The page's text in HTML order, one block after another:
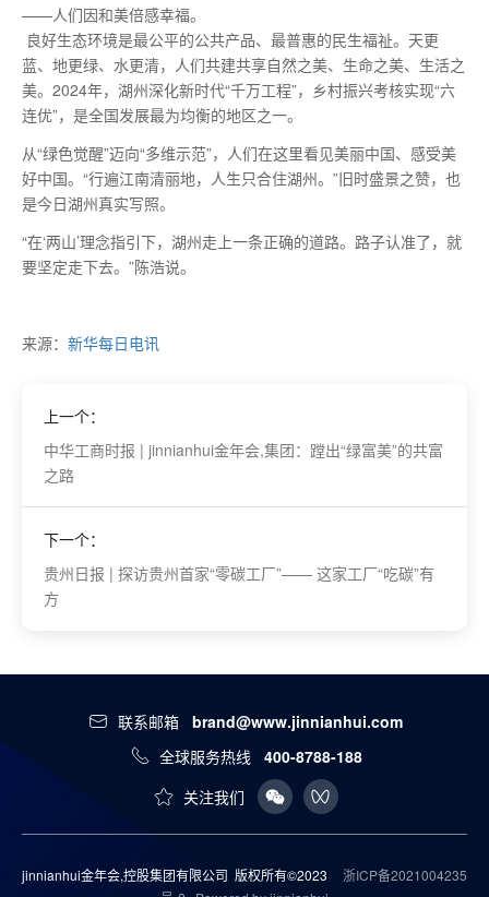
——人们因和美倍感幸福。
良好生态环境是最公平的公共产品、 最普惠的民生福祉。天更
蓝、地更绿、水更清，人们共建共享自然之美、生命之美、生活之
美。2024年，湖州深化新时代“千万工程”，乡村振兴考核实现“六
连优”，是全国发展最为均衡的地区之一。
从“绿色觉醒”迈向“多维示范”，人们在这里看见美丽中国、感受美
好中国。“行遍江南清丽地，人生只合住湖州。”旧时盛景之赞，也
是今日湖州真实写照。
“在‘两山’理念指引下，湖州走上一条正确的道路。路子认准了，就
要坚定走下去。”陈浩说。
来源： 新华每日电讯
上一个：
中华工商时报 | jinnianhui金年会,集团：蹚出“绿富美”的共富
之路
下一个：
贵州日报 | 探访贵州首家“零碳工厂”—— 这家工厂“吃碳”有
方
联系邮箱 brand@www.jinnianhui.com
全球服务热线
400-8788-188
关注我们
jinnianhui金年会,控股集团有限公司 版权所有©2023
浙ICP备2021004235